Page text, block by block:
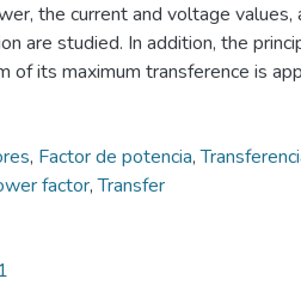
the current and voltage values,
are studied. In addition, the
of its maximum transference is
, Factor de potencia,
factor,Transfer